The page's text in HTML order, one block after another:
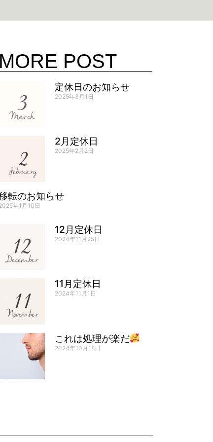
MORE POST
定休日のお知らせ
2025年3月1日
2月定休日
2025年2月2日
転のお知らせ
年1月10日
12月定休日
2024年11月25日
11月定休日
2024年11月1日
これは処理が楽だ
2024年10月18日